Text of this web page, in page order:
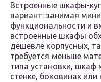
Встроенные шкафы-
вариант: занимая
функциональности и
встроенные шкафы
дешевле корпусных,
требуется меньше
типа установки, шкаф
стенке, боковинах